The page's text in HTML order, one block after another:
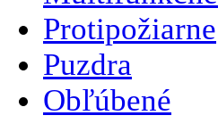
Protipožiarne
Puzdra
Obľúbené